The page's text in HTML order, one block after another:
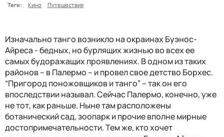
Теги:
Кино Путешествия
Изначально танго возникло на окраинах Буэнос-
Айреса - бедных, но бурлящих жизнью во всех ее
самых будоражащих проявлениях. В одном из таких
районов – в Палермо – и провел свое детство Борхес.
“Пригород поножовщиков и танго” – так он его
впоследствии называл. Сейчас Палермо, конечно, уже
не тот, как раньше. Ныне там расположены
ботанический сад, зоопарк и прочие вполне мирные
достопримечательности. Тем же, кто хочет